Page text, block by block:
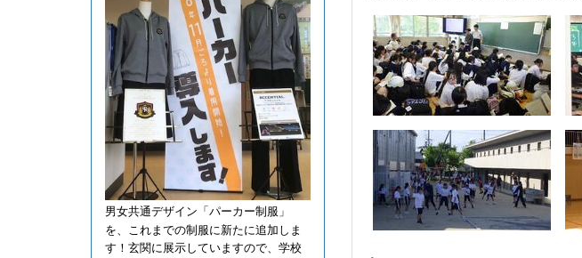
男女共通デザイン「パーカー制服」
を、これまでの制服に新たに追加しま
す！ 玄関に展示していますので、学校